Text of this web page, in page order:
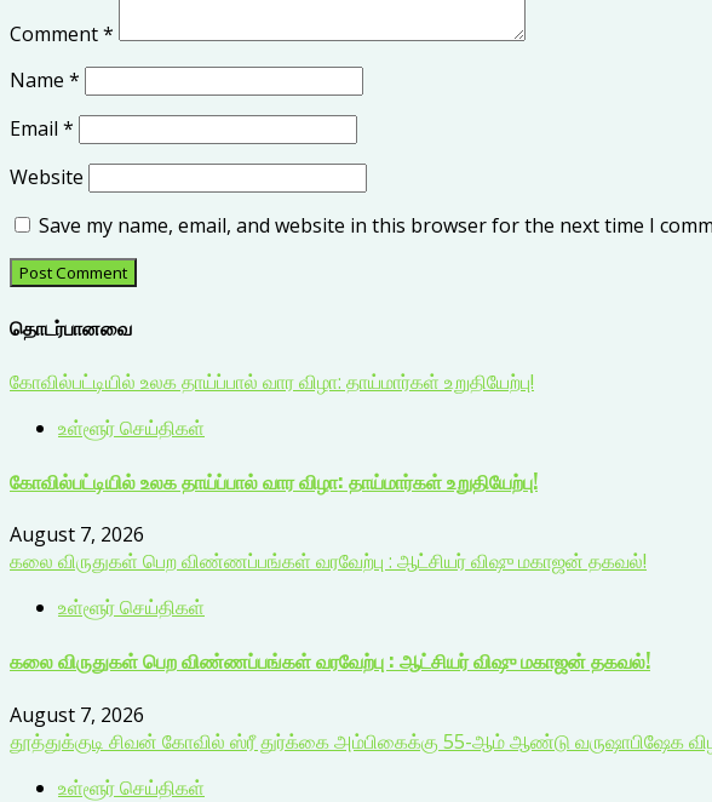
Comment*
Name *
Email *
Website
Save my name, email, and website in this browser for the next time I
தொடர்பானவை
கோவில்பட்டியில் உலக தாய்ப்பால் வார விழா: தாய்மார்கள் உறுதியேற்பு!
உள்ளூர் செய்திகள்
கோவில்பட்டியில் உலக தாய்ப்பால் வார விழா: தாய்மார்கள் உறுதியேற்பு!
August 7, 2026
கலை விருதுகள் பெற விண்ணப்பங்கள் வரவேற்பு : ஆட்சியர் விஷு மகாஜன் தகவல்!
உள்ளூர் செய்திகள்
கலை விருதுகள் பெற விண்ணப்பங்கள் வரவேற்பு : ஆட்சியர் விஷு மகாஜன் தகவல்!
August 7, 2026
தூத்துக்குடி சிவன் கோவில் ஸ்ரீ துர்க்கை அம்பிகைக்கு 55-ஆம் ஆண்டு வருஷாபிஷேக
உள்ளூர் செய்திகள்